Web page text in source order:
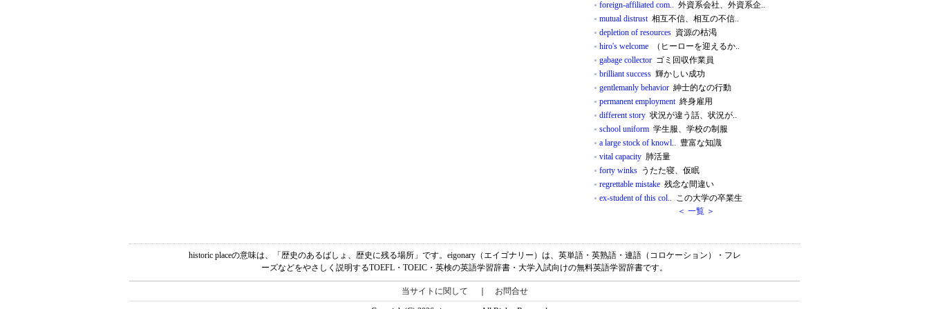
foreign-affiliated com.. 外資系会社、外資系企..
mutual distrust相互不信、相互の不信..
depletion of resources 資源の枯渇
hiro's welcome （ヒーローを迎えるか..
gabage collector ゴミ回収作業員
brilliant success 輝かしい成功
gentlemanly behavior 紳士的なの行動
permanent employment終身雇用
different story 状況が違う話、状況が..
school uniform 学生服、学校の制服
a large stock of knowl.. 豊富な知識
vital capacity 肺活量
forty winks うたた寝、仮眠
regrettable mistake 残念な間違い
ex-student of this col.. この大学の卒業生
＜ 一覧 ＞
historic placeの意味は、「歴史のあるばしょ、歴史に残る場所」です。eigonary（エイゴナリー）は、英単語・英熟語・連語（コロケーション）・フレ
ーズなどをやさしく説明するTOEFL・TOEIC・英検の英語学習辞書・大学入試向けの無料英語学習辞書です。
当サイトに関して お問合せ